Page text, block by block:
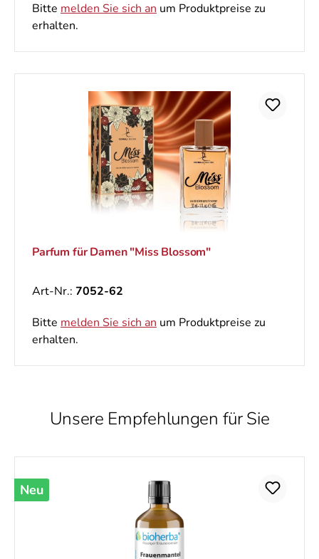
Bitte melden Sie sich an um Produktpreise zu
erhalten.
Parfum für Damen "Miss Blossom"
Art-Nr.: 7052-62
Bitte melden Sie sich an um Produktpreise zu
erhalten.
Produktgalerie überspringen
Unsere Empfehlungen für Sie
Neu